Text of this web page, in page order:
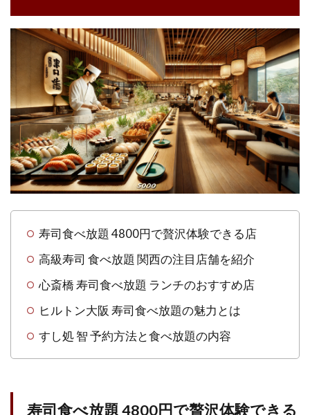
5000
円を
楽し
める
1.1
寿司
食べ
放題
4800
円で
贅沢
る店
1.1.1
ウエスト
＆寿司
アン
（XEX
WEST /
An）(食
寿司食べ放題 4800円で贅沢体験できる店
高級寿司 食べ放題 関西の注目店舗を紹介
心斎橋 寿司食べ放題 ランチのおすすめ店
ヒルトン大阪 寿司食べ放題の魅力とは
すし処 智 予約方法と食べ放題の内容
寿司食べ放題 4800円で贅沢体験できる